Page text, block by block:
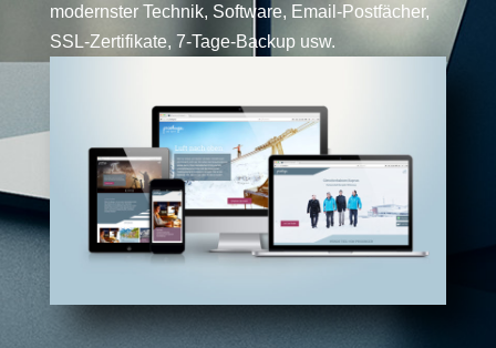
modernster Technik, Software, Email-Postfächer,
SSL-Zertifikate, 7-Tage-Backup usw.